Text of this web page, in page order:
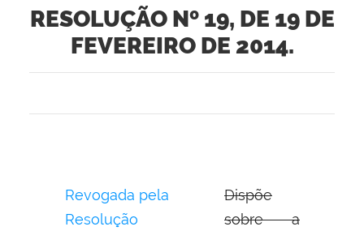
RESOLUÇÃO Nº 19, DE 19 DE
FEVEREIRO DE 2014.
Revogada pela
Resolução
Dispõe
sobre a